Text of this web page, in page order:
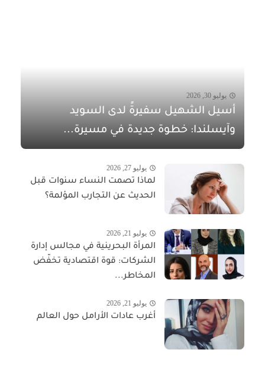
يوليو 30, 2026
أسيل الشهيل سفيرةً لدى السويد
وآيسلندا: خطوة جديدة في مسيرة...
يوليو 27, 2026
لماذا تصمت النساء سنوات قبل
الحديث عن التجارب المؤلمة؟
يوليو 21, 2026
المرأة البحرينية في مجالس إدارة
الشركات: قوة اقتصادية تخفّض
المخاطر...
يوليو 21, 2026
أغرب عادات الأرامل حول العالم